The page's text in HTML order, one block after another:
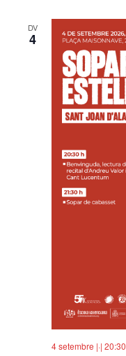
DV
4
4 setembre |·| 20:30